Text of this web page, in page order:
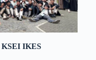
KSEI IKES